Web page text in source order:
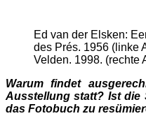
Ed van der Elsken:
des Prés. 1956 (linke
Velden. 1998. (rechte
Warum findet
Ausstellung statt? Ist die
das Fotobuch zu